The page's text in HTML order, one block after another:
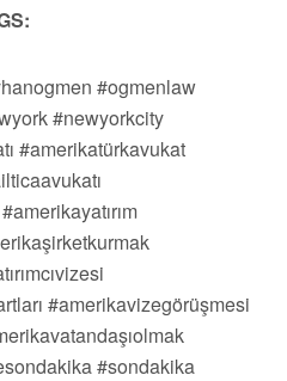
#ogmenlaw
#newyorkcity
#amerikatürkavukat
#amerikavizegörüşmesi
#sondakika